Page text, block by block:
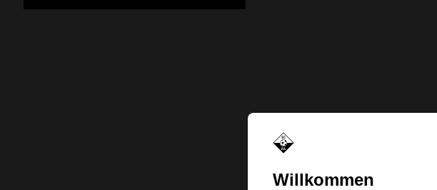
Willkommen